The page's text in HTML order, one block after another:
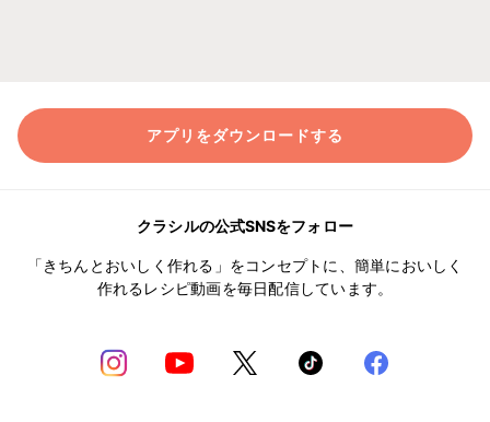
アプリをダウンロードする
クラシルの公式SNSをフォロー
「きちんとおいしく作れる」をコンセプトに、簡単においしく
作れるレシピ動画を毎日配信しています。